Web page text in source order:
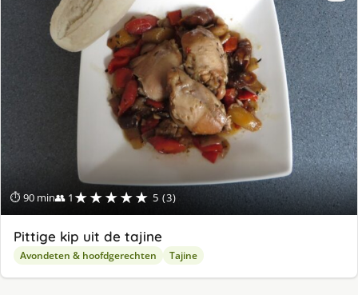
⏱ 90 min👥 1 ★★★★★ 5 (3)
Pittige kip uit de tajine
Avondeten & hoofdgerechten Tajine